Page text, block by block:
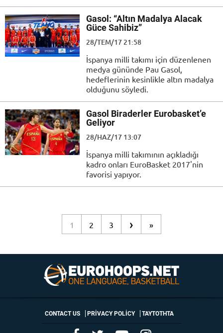
Gasol: “Altın Madalya Alacak
Güce Sahibiz”
28/TEM/17 21:58
İspanya milli takımı için düzenlenen
medya gününde Pau Gasol,
hedeflerinin kesinlikle altın madalya
olduğunu söyledi.
Gasol Biraderler Eurobasket’e
Geliyor
28/HAZ/17 13:07
İspanya milli takımının açıkladığı
kadro onları EuroBasket 2017'nin
favorisi yapıyor.
1 2 3 › »
CONTACT US PRIVACY POLICY ΤΑΥΤΟΤΗΤΑ